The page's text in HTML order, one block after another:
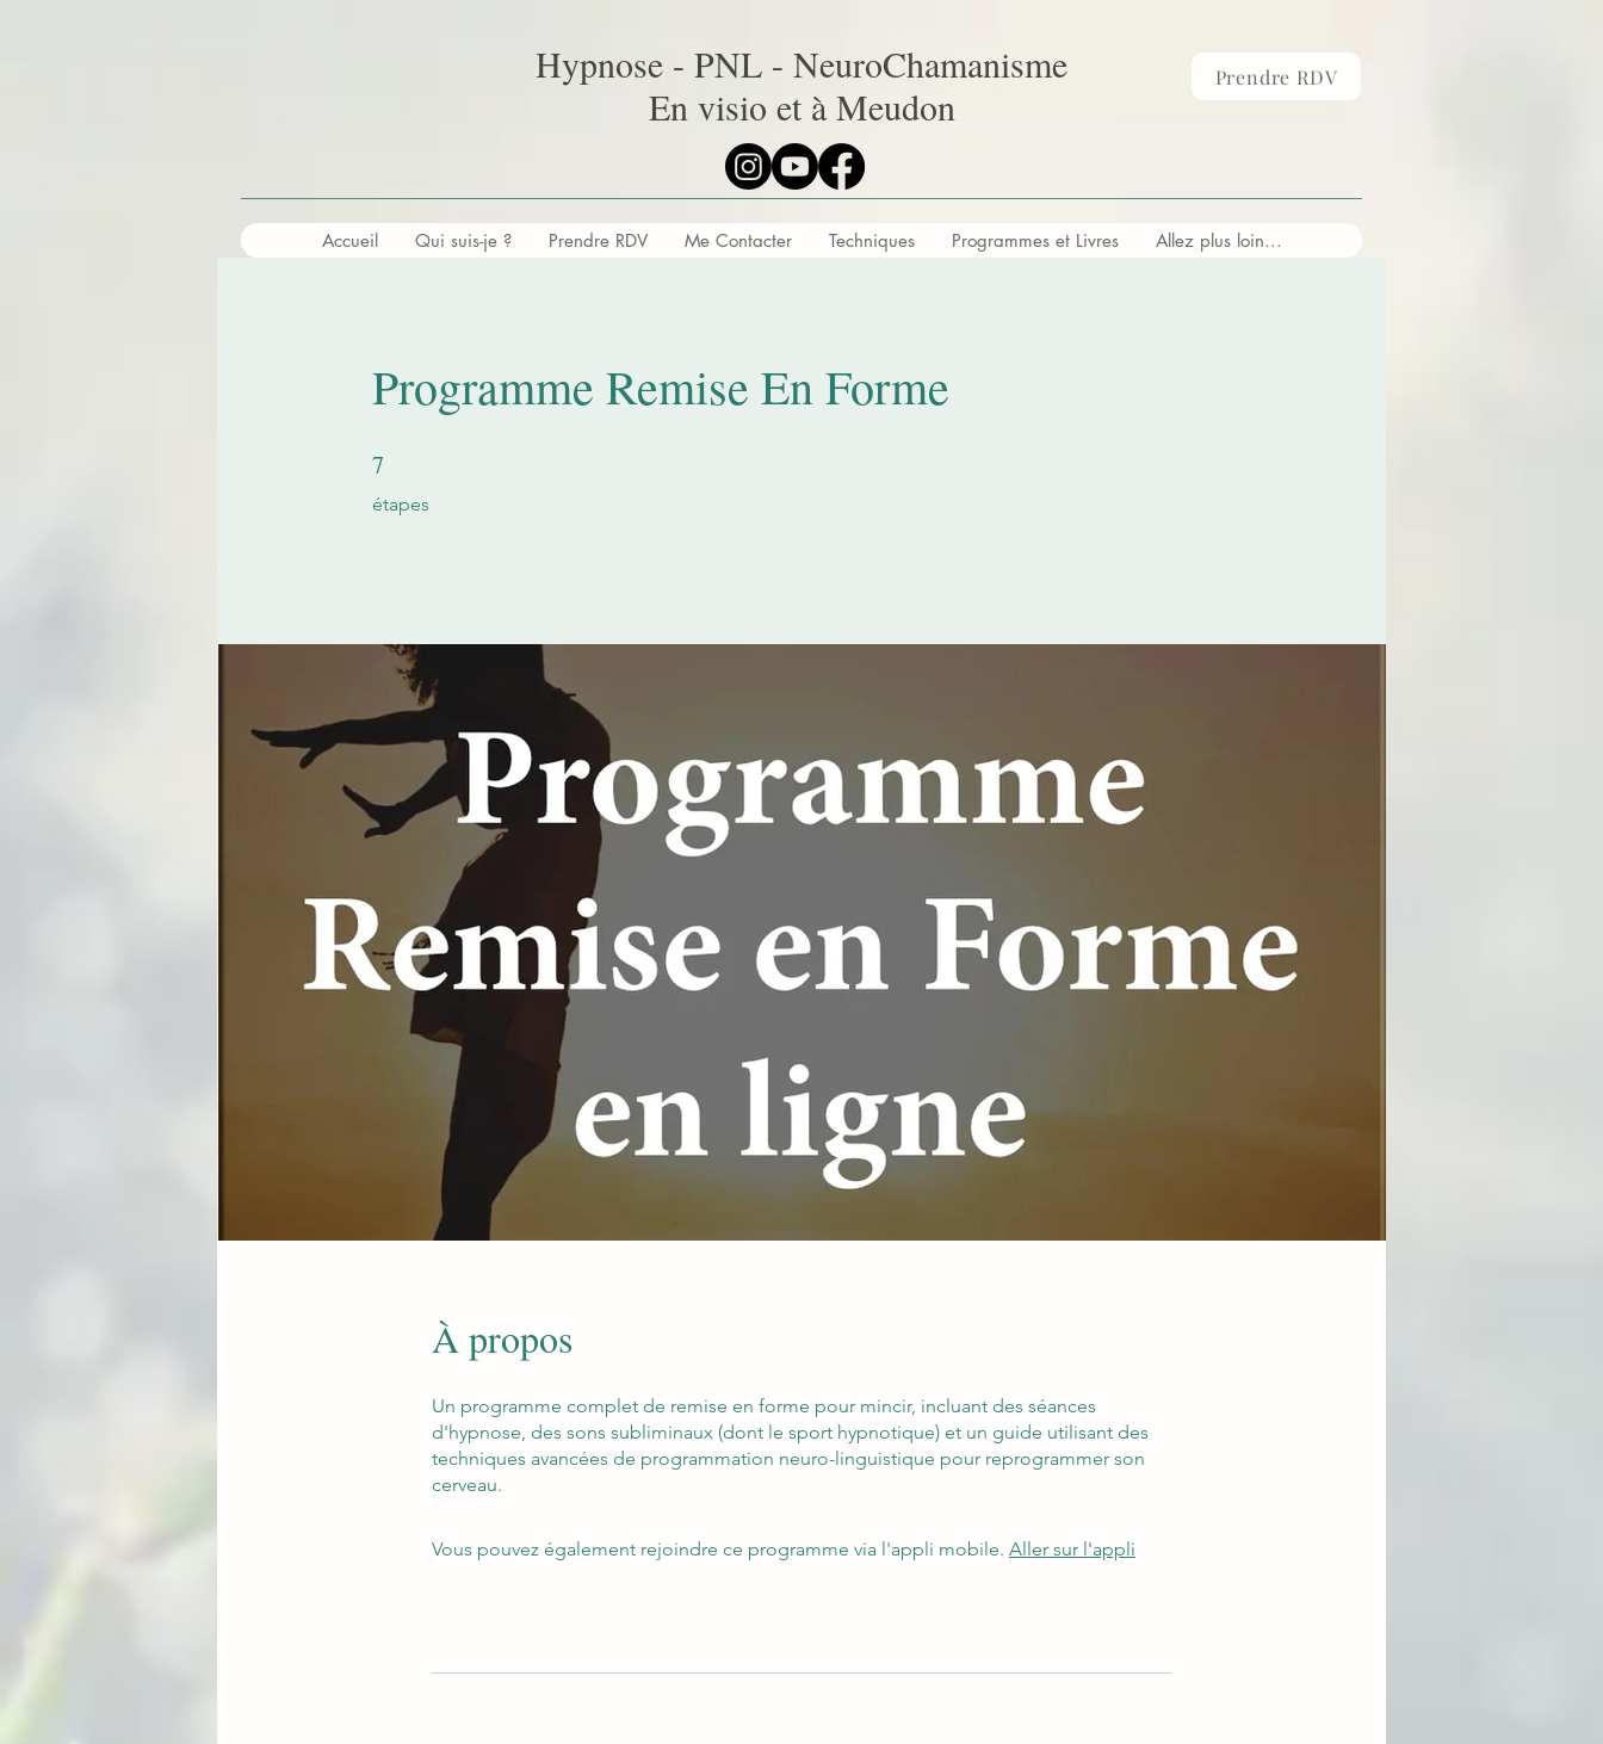
Hypnose - PNL - NeuroChamanisme
En visio et à Meudon
Prendre RDV
Accueil Qui suis-je ? Prendre RDV Me Contacter Techniques Programmes et Livres Allez plus loin...
Programme Remise En Forme
7
étapes
7 étapes
À propos
Un programme complet de remise en forme pour mincir, incluant des séances
d'hypnose, des sons subliminaux (dont le sport hypnotique) et un guide utilisant des
techniques avancées de programmation neuro-linguistique pour reprogrammer son
cerveau.
Vous pouvez également rejoindre ce programme via l'appli mobile. Aller sur l'appli